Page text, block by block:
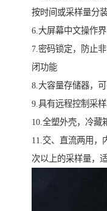
按时间或采样量分
6.大屏幕中文操作
7.密码锁定，防止
闭功能
8.大容量存储器，
9.具有远程控制采
10.全塑外壳，冷藏
11.交、直流两用，
次以上的采样量，